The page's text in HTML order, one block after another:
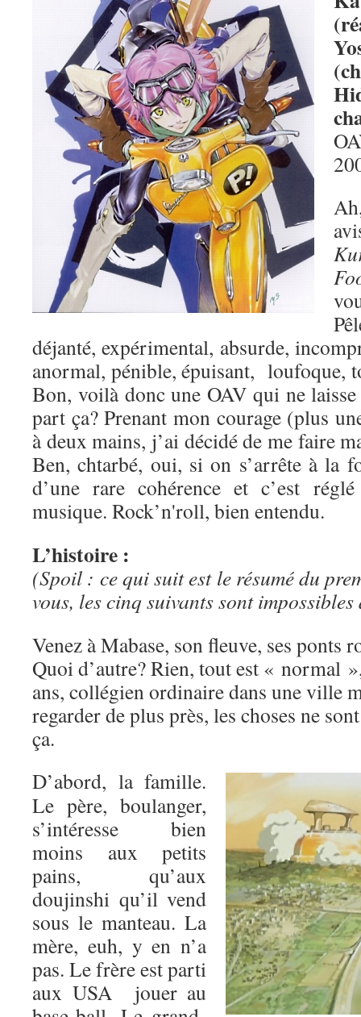
déjanté, expérimental, absurde,
anormal, pénible, épuisant,
Bon, voilà donc une OAV qui ne
part ça? Prenant mon courage (plus
à deux mains, j’ai décidé de me faire
Ben, chtarbé, oui, si on s’arrête à la
d’une rare cohérence et c’est
musique. Rock’n'roll, bien entendu.
L’histoire :
(Spoil : ce qui suit est le résumé du
vous, les cinq suivants sont impossibles
Venez à Mabase, son fleuve, ses ponts
Quoi d’autre? Rien, tout est « normal
ans, collégien ordinaire dans une ville
regarder de plus près, les choses ne
ça.
D’abord, la famille.
Le père, boulanger,
s’intéresse bien
moins aux petits
pains, qu’aux
doujinshi qu’il vend
sous le manteau. La
mère, euh, y en n’a
pas. Le frère est parti
aux USA jouer au